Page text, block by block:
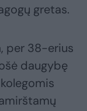
gretas.
per 38-erius
daugybę